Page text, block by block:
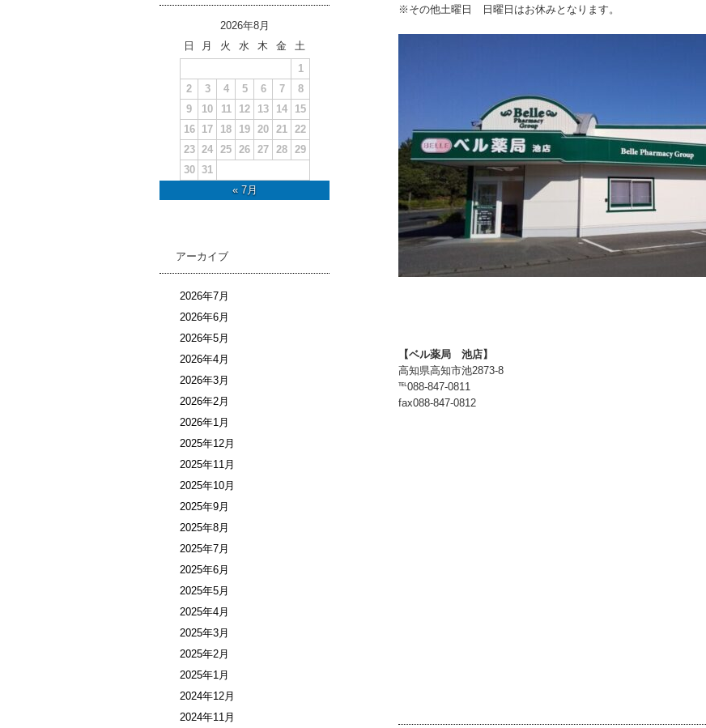
※その他土曜日 日曜日はお休みとなります。
【ベル薬局 池店】
高知県高知市池2873-8
℡088-847-0811
fax088-847-0812
2026年8月
日
月 火 水 木 金
土
1
2
3 4 5 6 7
8
9
10 11 12 13 14
15
16
17 18 19 20 21 22
23 24 25 26 27 28 29
30 31
« 7月
アーカイブ
2026年7月
2026年6月
2026年5月
2026年4月
2026年3月
2026年2月
2026年1月
2025年12月
2025年11月
2025年10月
2025年9月
2025年8月
2025年7月
2025年6月
2025年5月
2025年4月
2025年3月
2025年2月
2025年1月
2024年12月
2024年11月